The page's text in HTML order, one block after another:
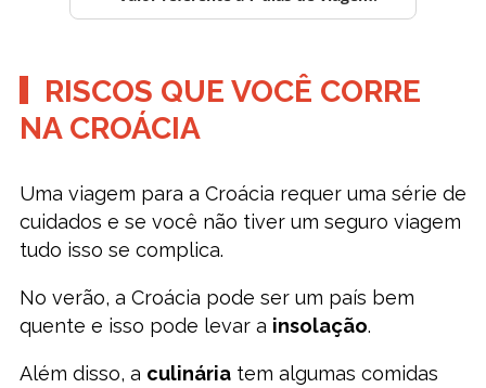
RISCOS QUE VOCÊ CORRE
NA CROÁCIA
Uma viagem para a Croácia requer uma série de
cuidados e se você não tiver um seguro viagem
tudo isso se complica.
No verão, a Croácia pode ser um país bem
quente e isso pode levar a insolação.
Além disso, a culináriatem algumas comidas